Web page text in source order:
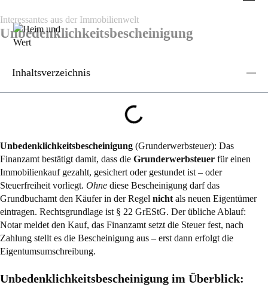
Interessantes aus der Immobilienwelt
Unbedenklichkeitsbescheinigung
Inhaltsverzeichnis
Unbedenklichkeitsbescheinigung (Grunderwerbsteuer): Das
Finanzamt bestätigt damit, dass die Grunderwerbsteuer für einen
Immobilienkauf gezahlt, gesichert oder gestundet ist – oder
Steuerfreiheit vorliegt. Ohne diese Bescheinigung darf das
Grundbuchamt den Käufer in der Regel nicht als neuen Eigentümer
eintragen. Rechtsgrundlage ist § 22 GrEStG. Der übliche Ablauf:
Notar meldet den Kauf, das Finanzamt setzt die Steuer fest, nach
Zahlung stellt es die Bescheinigung aus – erst dann erfolgt die
Eigentumsumschreibung.
Unbedenklichkeitsbescheinigung im Überblick: